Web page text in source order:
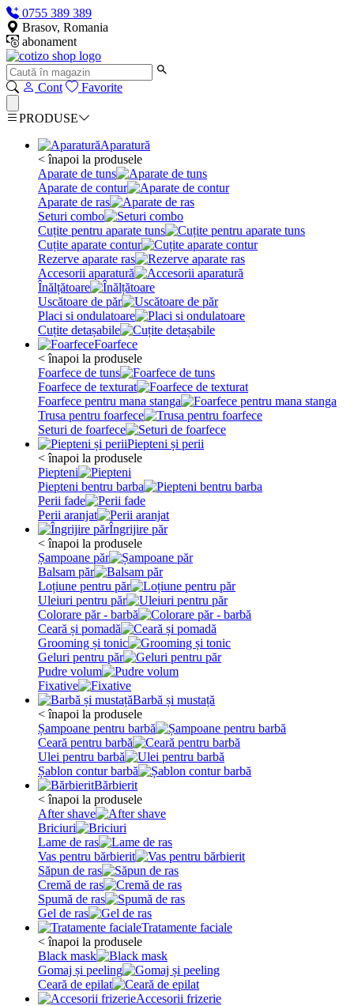
0755 389 389
Brasov, Romania
abonament
Cont Favorite
PRODUSE
Aparatură
< înapoi la produsele
Aparate de tuns
Aparate de contur
Aparate de ras
Seturi combo
Cuțite pentru aparate tuns
Cuțite aparate contur
Rezerve aparate ras
Accesorii aparatură
Înălțătoare
Uscătoare de păr
Placi si ondulatoare
Cuțite detașabile
Foarfece
< înapoi la produsele
Foarfece de tuns
Foarfece de texturat
Foarfece pentru mana stanga
Trusa pentru foarfece
Seturi de foarfece
Piepteni și perii
< înapoi la produsele
Piepteni
Piepteni bentru barba
Perii fade
Perii aranjat
Îngrijire păr
< înapoi la produsele
Șampoane păr
Balsam păr
Loțiune pentru păr
Uleiuri pentru păr
Colorare păr - barbă
Ceară și pomadă
Grooming și tonic
Geluri pentru păr
Pudre volum
Fixative
Barbă și mustață
< înapoi la produsele
Șampoane pentru barbă
Ceară pentru barbă
Ulei pentru barbă
Șablon contur barbă
Bărbierit
< înapoi la produsele
After shave
Briciuri
Lame de ras
Vas pentru bărbierit
Săpun de ras
Cremă de ras
Spumă de ras
Gel de ras
Tratamente faciale
< înapoi la produsele
Black mask
Gomaj și peeling
Ceară de epilat
Accesorii frizerie